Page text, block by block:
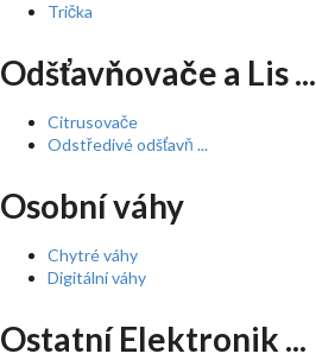
Trička
Odšťavňovače a Lis ...
Citrusovače
Odstředivé odšťavň ...
Osobní váhy
Chytré váhy
Digitální váhy
Ostatní Elektronik ...